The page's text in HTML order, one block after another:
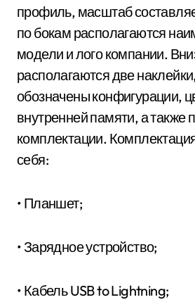
профиль, масштаб
по бокам располагаются
модели и лого компании.
располагаются две
обозначены конфигурации,
внутренней памяти, а также
комплектации.
себя:
• Планшет;
• Зарядное устройство;
• Кабель USB to Lightning;